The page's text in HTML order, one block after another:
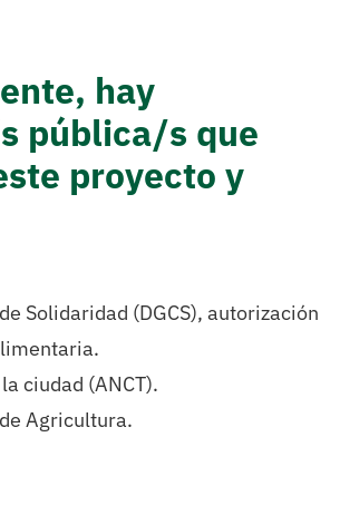
hay
pública/s que
proyecto y
Solidaridad (DGCS), autorización
ciudad (ANCT).
Agricultura.